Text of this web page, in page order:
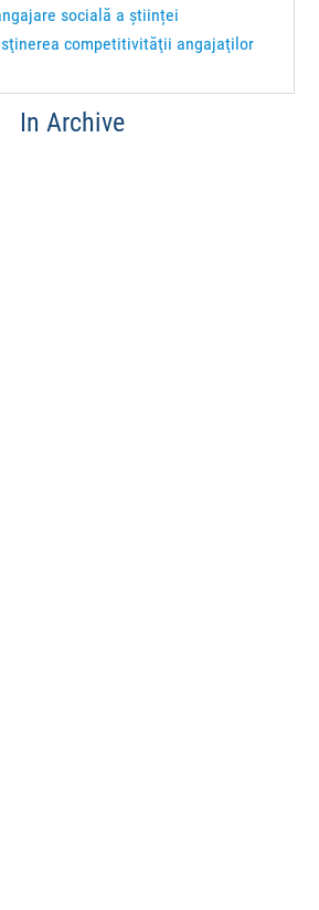
socială a științei
competitivităţii angajaţilor
In Archive